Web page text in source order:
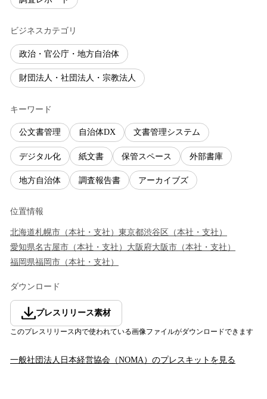
ビジネスカテゴリ
政治・官公庁・地方自治体
財団法人・社団法人・宗教法人
キーワード
公文書管理 自治体DX 文書管理システム
デジタル化 紙文書 保管スペース 外部書庫
地方自治体 調査報告書 アーカイブズ
位置情報
北海道札幌市 （本社・支社 ） 東京都渋谷区 （本社・支社 ）
愛知県名古屋市 （本社・支社 ） 大阪府大阪市 （本社・支社 ）
福岡県福岡市 （本社・支社 ）
ダウンロード
プレスリリース素材
このプレスリリース内で使われている画像ファイルがダウンロードできます
一般社団法人日本経営協会（NOMA） のプレスキットを見る